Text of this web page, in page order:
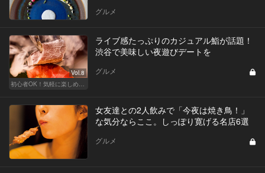
グルメ
Vol.8
初心者OK！気軽に楽しめる鮨の人気店
ライブ感たっぷりのカジュアル鮨が話題！
渋谷で美味しい夜遊びデートを
グルメ
女友達との2人飲みで「今夜は焼き鳥！」
な気分ならここ。しっぽり寛げる名店6選
グルメ